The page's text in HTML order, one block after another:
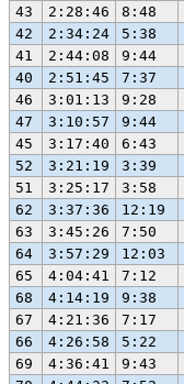
43
2:28:46 8:48
42
2:34:24 5:38
41
2:44:08 9:44
40
2:51:45 7:37
46
3:01:13 9:28
47
3:10:57 9:44
45
3:17:40 6:43
52
3:21:19 3:39
51
3:25:17 3:58
62
3:37:36 12:19
63
3:45:26 7:50
64
3:57:29 12:03
65
4:04:41 7:12
68
4:14:19 9:38
67
4:21:36 7:17
66
4:26:58 5:22
69
4:36:41 9:43